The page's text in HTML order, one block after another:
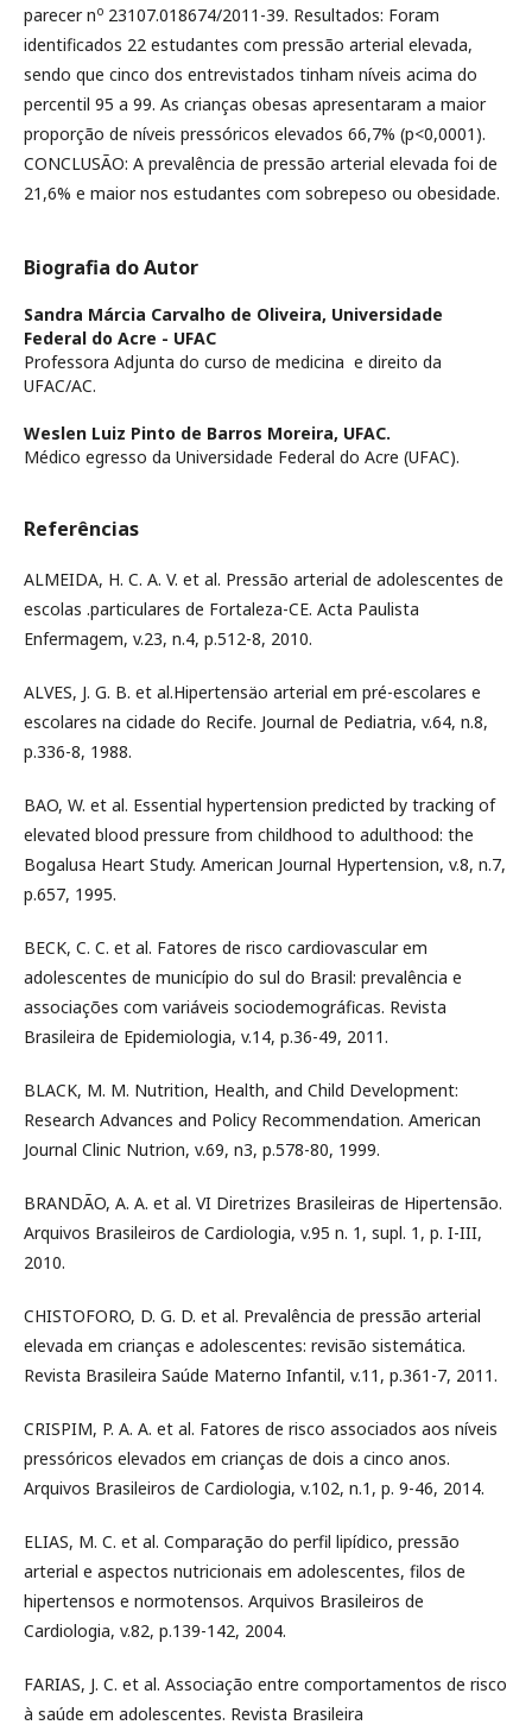
parecer no 23107.018674/2011-39. Resultados: Foram
identificados 22 estudantes com pressão arterial elevada,
sendo que cinco dos entrevistados tinham níveis acima do
percentil 95 a 99. As crianças obesas apresentaram a maior
proporção de níveis pressóricos elevados 66,7% (p<0,0001).
CONCLUSÃO: A prevalência de pressão arterial elevada foi de
21,6% e maior nos estudantes com sobrepeso ou obesidade.
Biografia do Autor
Sandra Márcia Carvalho de Oliveira, Universidade
Federal do Acre - UFAC
Professora Adjunta do curso de medicina e direito da
UFAC/AC.
Weslen Luiz Pinto de Barros Moreira, UFAC.
Médico egresso da Universidade Federal do Acre (UFAC).
Referências
ALMEIDA, H. C. A. V. et al. Pressão arterial de adolescentes de
escolas .particulares de Fortaleza-CE. Acta Paulista
Enfermagem, v.23, n.4, p.512-8, 2010.
ALVES, J. G. B. et al.Hipertensäo arterial em pré-escolares e
escolares na cidade do Recife. Journal de Pediatria, v.64, n.8,
p.336-8, 1988.
BAO, W. et al. Essential hypertension predicted by tracking of
elevated blood pressure from childhood to adulthood: the
Bogalusa Heart Study. American Journal Hypertension, v.8, n.7,
p.657, 1995.
BECK, C. C. et al. Fatores de risco cardiovascular em
adolescentes de município do sul do Brasil: prevalência e
associações com variáveis sociodemográficas. Revista
Brasileira de Epidemiologia, v.14, p.36-49, 2011.
BLACK, M. M. Nutrition, Health, and Child Development:
Research Advances and Policy Recommendation. American
Journal Clinic Nutrion, v.69, n3, p.578-80, 1999.
BRANDÃO, A. A. et al. VI Diretrizes Brasileiras de Hipertensão.
Arquivos Brasileiros de Cardiologia, v.95 n. 1, supl. 1, p. I-III,
2010.
CHISTOFORO, D. G. D. et al. Prevalência de pressão arterial
elevada em crianças e adolescentes: revisão sistemática.
Revista Brasileira Saúde Materno Infantil, v.11, p.361-7, 2011.
CRISPIM, P. A. A. et al. Fatores de risco associados aos níveis
pressóricos elevados em crianças de dois a cinco anos.
Arquivos Brasileiros de Cardiologia, v.102, n.1, p. 9-46, 2014.
ELIAS, M. C. et al. Comparação do perfil lipídico, pressão
arterial e aspectos nutricionais em adolescentes, filos de
hipertensos e normotensos. Arquivos Brasileiros de
Cardiologia, v.82, p.139-142, 2004.
FARIAS, J. C. et al. Associação entre comportamentos de risco
à saúde em adolescentes. Revista Brasileira